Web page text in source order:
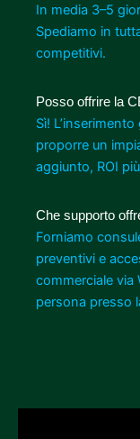
In media 3–5
Spediamo in
competitivi.
Posso offrire la
Sì!
proporre un
aggiunto, ROI
Che supporto
Forniamo
preventivi e
commerciale via
persona presso